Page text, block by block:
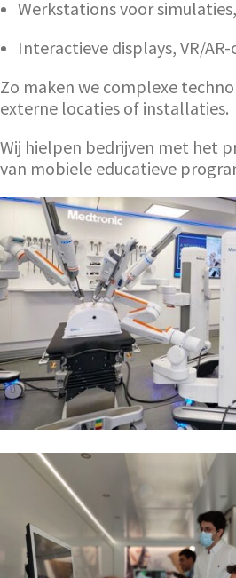
Werkstations voor
Interactieve displays, VR/
Zo maken we complexe
externe locaties of installaties.
Wij hielpen bedrijven met het
van mobiele educatieve